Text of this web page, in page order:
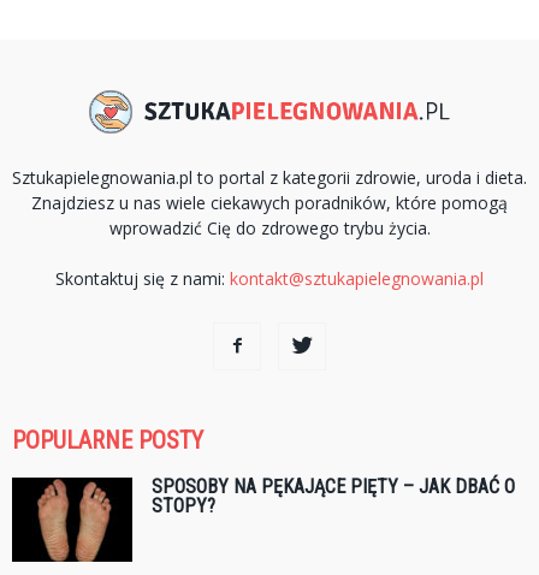
Sztukapielegnowania.pl to portal z kategorii zdrowie, uroda i dieta.
Znajdziesz u nas wiele ciekawych poradników, które pomogą
wprowadzić Cię do zdrowego trybu życia.
Skontaktuj się z nami: kontakt@sztukapielegnowania.pl
POPULARNE POSTY
SPOSOBY NA PĘKAJĄCE PIĘTY – JAK DBAĆ O
STOPY?